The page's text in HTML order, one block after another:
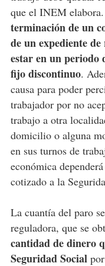
que el INEM
terminación de un
de un expediente
estar en un periodo
fijo discontinuo.
causa para poder
trabajador por no
trabajo a otra
domicilio o alguna
en sus turnos de
económica
cotizado a la
La cuantía del paro
reguladora, que se
cantidad de dinero
Seguridad Socialpor